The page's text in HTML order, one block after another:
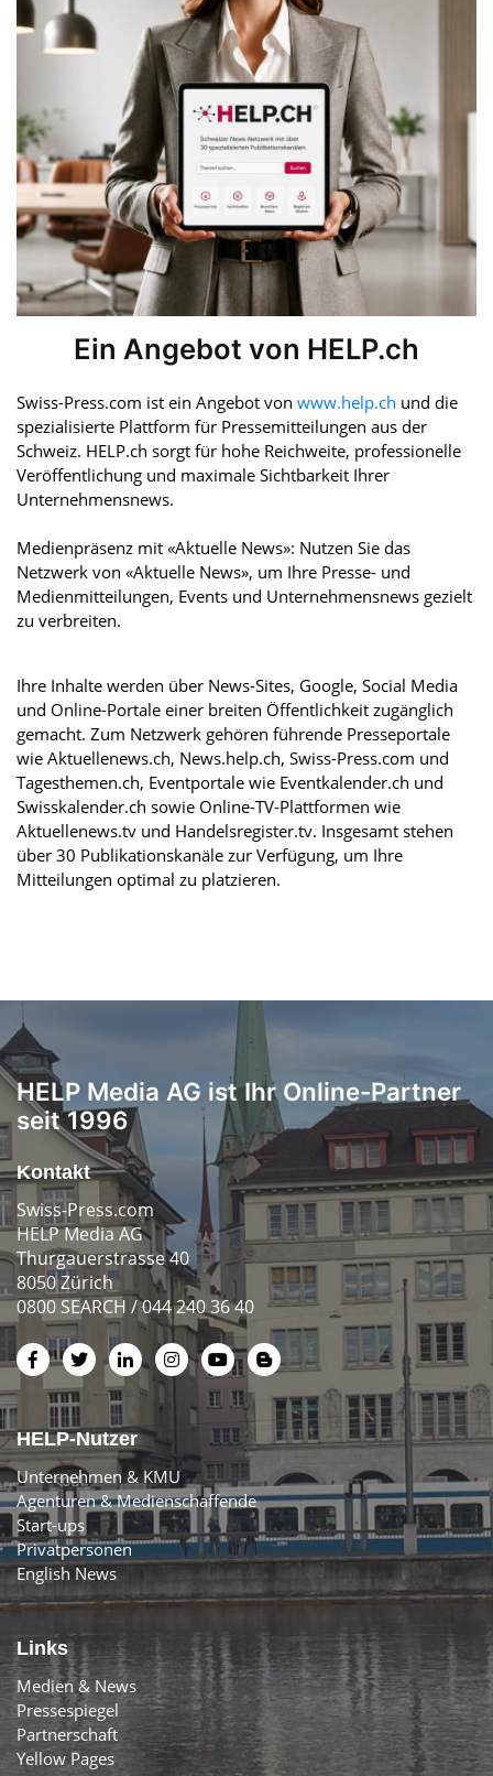
Ein Angebot von HELP.ch
Swiss-Press.com ist ein Angebot von www.help.ch und die
spezialisierte Plattform für Pressemitteilungen aus der
Schweiz. HELP.ch sorgt für hohe Reichweite, professionelle
Veröffentlichung und maximale Sichtbarkeit Ihrer
Unternehmensnews.
Medienpräsenz mit «Aktuelle News»: Nutzen Sie das
Netzwerk von «Aktuelle News», um Ihre Presse- und
Medienmitteilungen, Events und Unternehmensnews gezielt
zu verbreiten.
Ihre Inhalte werden über News-Sites, Google, Social Media
und Online-Portale einer breiten Öffentlichkeit zugänglich
gemacht. Zum Netzwerk gehören führende Presseportale
wie Aktuellenews.ch, News.help.ch, Swiss-Press.com und
Tagesthemen.ch, Eventportale wie Eventkalender.ch und
Swisskalender.ch sowie Online-TV-Plattformen wie
Aktuellenews.tv und Handelsregister.tv. Insgesamt stehen
über 30 Publikationskanäle zur Verfügung, um Ihre
Mitteilungen optimal zu platzieren.
HELP Media AG ist Ihr Online-Partner
seit 1996
Kontakt
Swiss-Press.com
HELP Media AG
Thurgauerstrasse 40
8050 Zürich
0800 SEARCH / 044 240 36 40
HELP-Nutzer
Unternehmen & KMU
Agenturen & Medienschaffende
Start-ups
Privatpersonen
English News
Links
Medien & News
Pressespiegel
Partnerschaft
Yellow Pages